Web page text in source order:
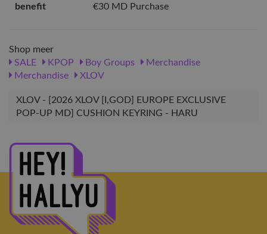
benefit
€30 MD Purchase
Shop meer
SALE
KPOP Boy Groups
Merchandise
Merchandise
XLOV
XLOV - [2026 XLOV [I,GOD] EUROPE EXCLUSIVE
POP-UP MD] CUSHION KEYRING - HARU